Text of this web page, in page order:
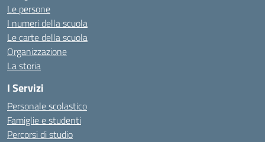
Le persone
I numeri della scuola
Le carte della scuola
Organizzazione
La storia
I Servizi
Personale scolastico
Famiglie e studenti
Percorsi di studio